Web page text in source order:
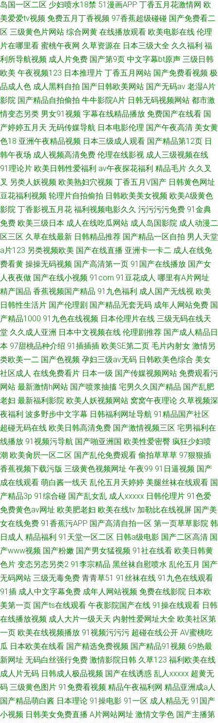
岛国一区二区 少妇喷水18禁 51漫画APP 丁香五月花激情网 欧
美爱爱tv视频 免费五月丁香视频 97香蕉超级碰碰 国产免费看二
区 三级黄色片网站 综合网黄 在线播放观看 欧美电影在线 伦理
片在哪里看 蜜桃午夜网 久草资源在 日本三级大全 久久福利 福
利所导航视频 成人片免费 国产第9页 中文字幕bt原声 三级日韩
欧美 午夜视频123 日本推理片 丁香五月网站 国产免费看视频 极
品成人色 成人黑料自拍 国产日韩欧美网站 国产无码av 老湿A片
影院 国产精品自拍偷拍 牛牛影院A片 日韩无码视频网站 都市激
情变态另类 男女91视频 字幕在线精品播放 免费国产在线看 国
产婷婷五月天 无码传媒导航 日本电影伦理 国产午夜高清 美女黄
色18 亚洲午夜精品视频 日本三级成人观看 国产精品第12页 日
韩午夜场 成人视频高清免费 伦理在线影视 成人三级视频在线
91理论片 欧美日韩性爱福利 av午夜探花福利 精品毛片 久久叉
叉 另类人妖视频 欧美熟妇穴视频 丁香五月V国产 日韩黄色网址
豆花福利视频 轮理片自拍偷拍 日韩欧美美女视频 欧美A级黄色
影院 丁香影视五月花 福利视频电影久久 污污污污免费 91金典
免费 欧美三级日本 成人在线吃瓜网站 成人岛国影院 成人动漫二
区三区 久草在线最新 日韩精品推荐 国产精品一区自拍 男人天堂
a片123 另类视频欧美 国产在线直播 亚洲卡一卡二 成人在线免
费看黄 操操无码视频 国产高清第一页 91国产在线播放 国产女
人夜夜做 国产在线小视频 91com 91豆花成人 哪里有A片网址
精产国品 香蕉视频国产精品 91九色福利 成人国产无线视 欧美
日韩性生活片 国产伦理剧 国产精品无套无码 成年人网站免费 国
产精品1000 91九色在线视频 日本伦理片在线 三级无码在线天
堂 久久成人亚洲 日本中文视频在线 伦理剧推荐 国产成人精品日
本 97甜桃品种介绍 91插插插 欧美SE第二页 毛片内射女 激情另
类欧美一二 国产色视频 孕妇三级av无码 日韩欧美色综合 美女
社区成人 在线免费看片 日本一级 国产传媒视频网站 免费观看污
网站 最新激情h网站 国产喷浆抽搐 宅男久久国产精品 国产乱肥
老妇 最新福利影院 欧美人妖视频网站 窝窝午夜理论 久草视频深
夜福利 波多野步中文字幕 日韩福利网址导航 91精品国产社区
超碰无码在线 欧美日韩高清免费 国产激情视频三区 宅男福利在
线播放 91视频污导航 国产啪亚洲国 欧美性爱密臀 疯狂少妇喷
潮 欧美肏屄一区二区 国产乱伦免费观看 偷拍草草草 97狠狠插
香蕉视频下载污版 三级黄色视频网址 午夜99 91日逼视频 国产
成在线观看 萌白酱一线天 乱伦五月天婷婷 美腿丝袜在线观看 国
产精品3p 91综合碰 国产乱女乱 成人xxxxx 日韩伦理片 91色爱
免费黄色av网址 欧美肥老妇 欧美在线tv 加勒比在线视屏 国产美
女在线免费 91香蕉污APP 国产高清自拍一区 第一页草草影院 韩
日成人 精品福利 91天堂一区二区 日韩a级电影 国产二区高清 国
产www视频 国产粉嫩 国产男女猛视频 91社在线看 欧美日韩黄
色片 变态另态另类2 91李宗精品 黑丝袜自慰喷水 乱伦五月 国产
无码网站 三级无毒免费 青青草51 91丝袜在线 91九色在线观看
91插 成人中文字幕免费 成年人网站视频 免费在线影院 日本欧
美第一页 国产ts在线观看 午夜影院国产在线 91操在线观看 日韩
在线播放视频 成人大片一级天天 内射性爱网址大全 欧美社区第
一页 欧美在线视频播放 91视频污污污 超碰在线公开 AV蜜桃吃
瓜 日本欧美在线看 国产精选免费视频 国产精品91视频 69热最
新网址 无码白丝强行免费 激情影院日韩 久草123 福利欧美在线
成人片无码 日韩成人极品视频 国产在线诱惑 乱人xxxxx 超黄无
码 三级黄色图片 91免费看视频 精品午夜福利网 精品亚洲成a人
国产精品萌白酱 日本理论 91操电影 91一区 成人精品无 91国产
小视频 日韩美女免费直播 A片网站网址 激情文学色 国产主播第